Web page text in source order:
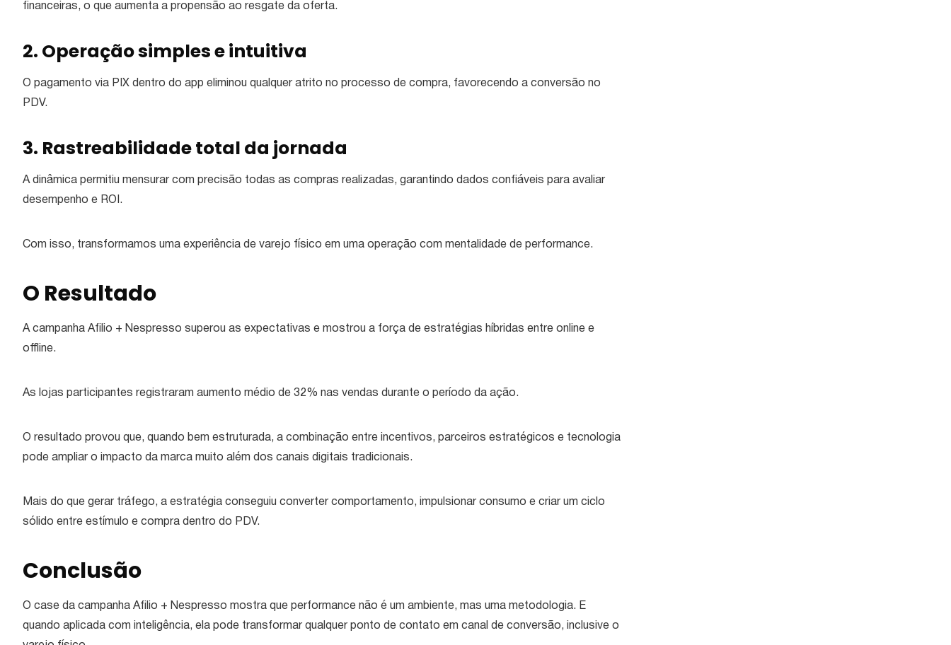
financeiras, o que aumenta a propensão ao resgate da oferta.
2. Operação simples e intuitiva
O pagamento via PIX dentro do app eliminou qualquer atrito no processo de compra, favorecendo a conversão no
PDV.
3. Rastreabilidade total da jornada
A dinâmica permitiu mensurar com precisão todas as compras realizadas, garantindo dados confiáveis para avaliar
desempenho e ROI.
Com isso, transformamos uma experiência de varejo físico em uma operação com mentalidade de performance.
O Resultado
A campanha Afilio + Nespresso superou as expectativas e mostrou a força de estratégias híbridas entre online e
offline.
As lojas participantes registraram aumento médio de 32% nas vendas durante o período da ação.
O resultado provou que, quando bem estruturada, a combinação entre incentivos, parceiros estratégicos e tecnologia
pode ampliar o impacto da marca muito além dos canais digitais tradicionais.
Mais do que gerar tráfego, a estratégia conseguiu converter comportamento, impulsionar consumo e criar um ciclo
sólido entre estímulo e compra dentro do PDV.
Conclusão
O case da campanha Afilio + Nespresso mostra que performance não é um ambiente, mas uma metodologia. E
quando aplicada com inteligência, ela pode transformar qualquer ponto de contato em canal de conversão, inclusive o